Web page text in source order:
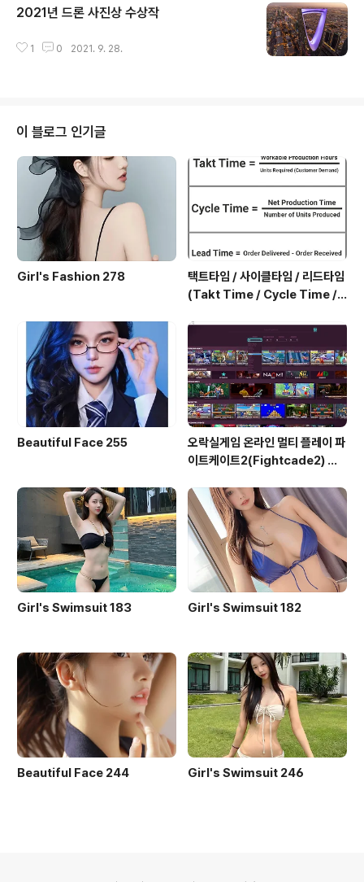
2021년 드론 사진상 수상작
1 0 2021. 9. 28.
이 블로그 인기글
Girl's Fashion 278
택트타임 / 사이클타임 / 리드타임
(Takt Time / Cycle Time / L
Beautiful Face 255
오락실게임 온라인 멀티 플레이 파
이트케이트2(Fightcade2) 설
Girl's Swimsuit 183 Girl's Swimsuit 182
Beautiful Face 244 Girl's Swimsuit 246